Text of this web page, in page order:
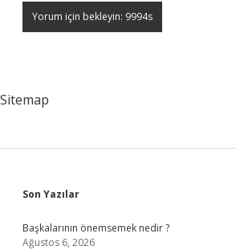
Sitemap
Sidebar
Son Yazılar
Başkalarının önemsemek nedir ?
Ağustos 6, 2026